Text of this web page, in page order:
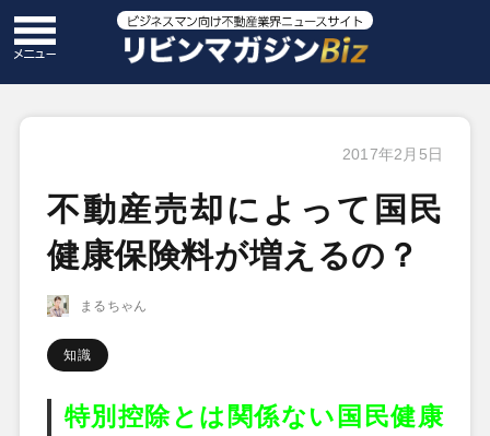
2017年2月5日
不動産売却によって国民
健康保険料が増えるの？
まるちゃん
知識
特別控除とは関係ない国民健康